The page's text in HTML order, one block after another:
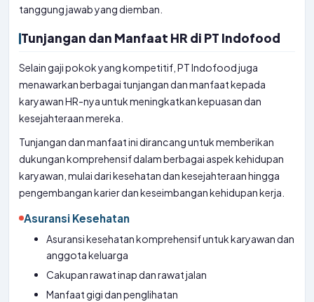
tanggung jawab yang diemban.
Tunjangan dan Manfaat HR di PT Indofood
Selain gaji pokok yang kompetitif, PT Indofood juga
menawarkan berbagai tunjangan dan manfaat kepada
karyawan HR-nya untuk meningkatkan kepuasan dan
kesejahteraan mereka.
Tunjangan dan manfaat ini dirancang untuk memberikan
dukungan komprehensif dalam berbagai aspek kehidupan
karyawan, mulai dari kesehatan dan kesejahteraan hingga
pengembangan karier dan keseimbangan kehidupan kerja.
Asuransi Kesehatan
Asuransi kesehatan komprehensif untuk karyawan dan
anggota keluarga
Cakupan rawat inap dan rawat jalan
Manfaat gigi dan penglihatan